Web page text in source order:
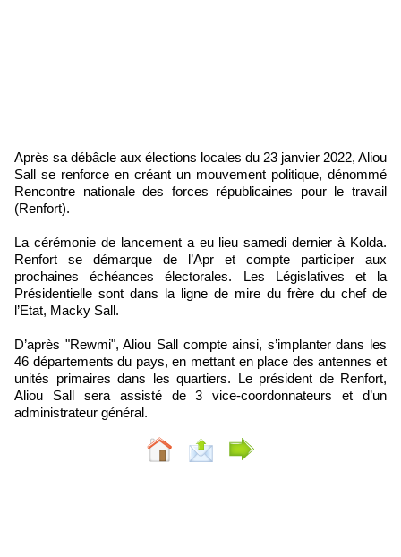
Après sa débâcle aux élections locales du 23 janvier 2022, Aliou
Sall se renforce en créant un mouvement politique, dénommé
Rencontre nationale des forces républicaines pour le travail
(Renfort).
La cérémonie de lancement a eu lieu samedi dernier à Kolda.
Renfort se démarque de l’Apr et compte participer aux
prochaines échéances électorales. Les Législatives et la
Présidentielle sont dans la ligne de mire du frère du chef de
l’Etat, Macky Sall.
D’après "Rewmi", Aliou Sall compte ainsi, s’implanter dans les
46 départements du pays, en mettant en place des antennes et
unités primaires dans les quartiers. Le président de Renfort,
Aliou Sall sera assisté de 3 vice-coordonnateurs et d’un
administrateur général.